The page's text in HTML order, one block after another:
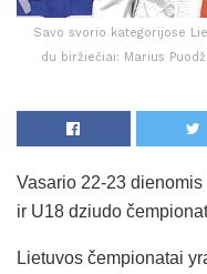
Savo svorio kategorijose
du biržiečiai: Marius
Vasario 22-23
ir U18 dziudo
Lietuvos čempionatai